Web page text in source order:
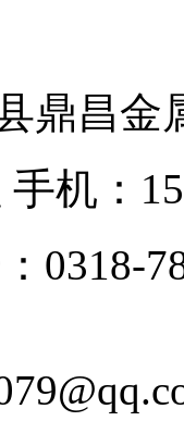
鼎昌金
机：
0318-